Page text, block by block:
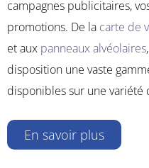
campagnes publicitaires,
promotions. De la carte de
et aux panneaux alvéolaires
disposition une vaste
disponibles sur une variété
En savoir plus